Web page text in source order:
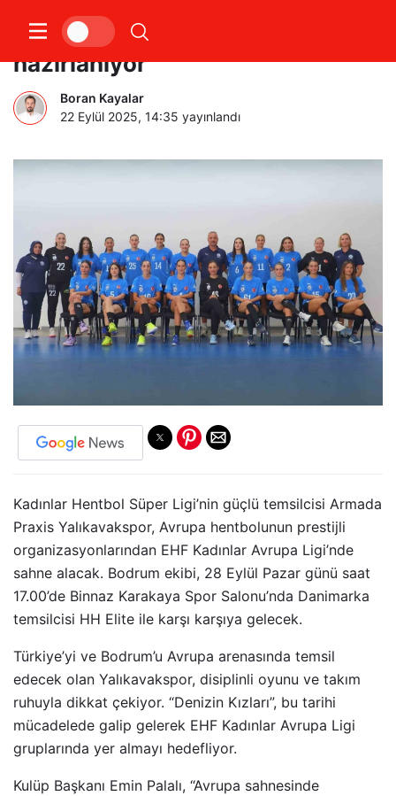
Yalıkavakspor tarih yazmaya
hazırlanıyor
Boran Kayalar
22 Eylül 2025, 14:35 yayınlandı
Kadınlar Hentbol Süper Ligi’nin güçlü temsilcisi Armada
Praxis Yalıkavakspor, Avrupa hentbolunun prestijli
organizasyonlarından EHF Kadınlar Avrupa Ligi’nde
sahne alacak. Bodrum ekibi, 28 Eylül Pazar günü saat
17.00’de Binnaz Karakaya Spor Salonu’nda Danimarka
temsilcisi HH Elite ile karşı karşıya gelecek.
Türkiye’yi ve Bodrum’u Avrupa arenasında temsil
edecek olan Yalıkavakspor, disiplinli oyunu ve takım
ruhuyla dikkat çekiyor. “Denizin Kızları”, bu tarihi
mücadelede galip gelerek EHF Kadınlar Avrupa Ligi
gruplarında yer almayı hedefliyor.
Kulüp Başkanı Emin Palalı, “Avrupa sahnesinde